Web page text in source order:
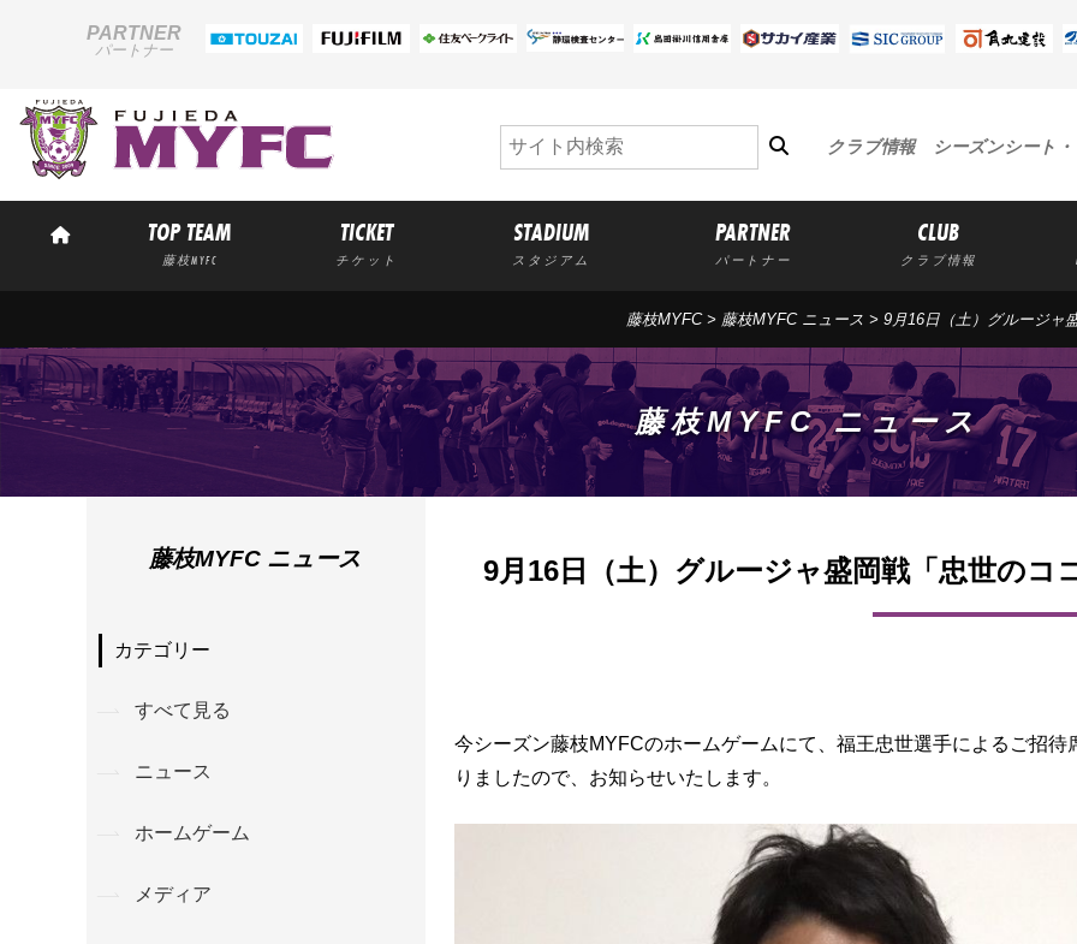
PARTNER
パートナー
クラブ情報 シーズンシート
TOP TEAM
藤枝MYFC
TICKET
チケット
STADIUM
スタジアム
PARTNER
パートナー
CLUB
クラブ情報
藤枝MYFC> 藤枝MYFC ニュース > 9月16日（土）グルージャ
藤枝MYFC ニュース
9月16日（土）グルージャ盛岡戦「忠世のコ
今シーズン藤枝MYFCのホームゲームにて、福王忠世選手によるご招
りましたので、お知らせいたします。
藤枝MYFC ニュース
カテゴリー
すべて見る
ニュース
ホームゲーム
メディア